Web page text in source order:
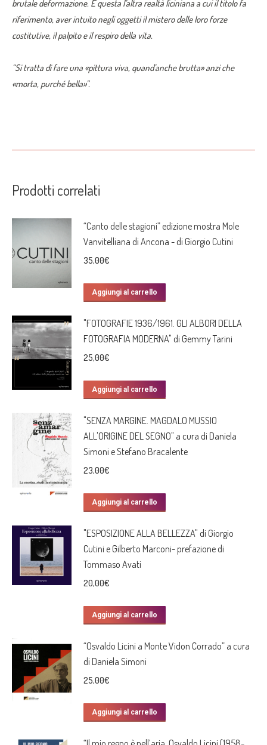
brutale deformazione. È questa l’altra realtà liciniana a cui il titolo fa
riferimento, aver intuito negli oggetti il mistero delle loro forze
costitutive, il palpito e il respiro della vita.
“Si tratta di fare una «pittura viva, quand’anche brutta» anzi che
«morta, purché bella»”.
Prodotti correlati
“Canto delle stagioni” edizione mostra Mole
Vanvitelliana di Ancona - di Giorgio Cutini
35,00€
Aggiungi al carrello
"FOTOGRAFIE 1936/1961. GLI ALBORI DELLA
FOTOGRAFIA MODERNA" di Gemmy Tarini
25,00€
Aggiungi al carrello
"SENZA MARGINE. MAGDALO MUSSIO
ALL'ORIGINE DEL SEGNO" a cura di Daniela
Simoni e Stefano Bracalente
23,00€
Aggiungi al carrello
"ESPOSIZIONE ALLA BELLEZZA" di Giorgio
Cutini e Gilberto Marconi- prefazione di
Tommaso Avati
20,00€
Aggiungi al carrello
“Osvaldo Licini a Monte Vidon Corrado” a cura
di Daniela Simoni
25,00€
Aggiungi al carrello